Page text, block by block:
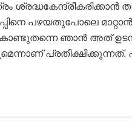
പഴയതുപോലെ
ഞാൻ അത്
പ്രതീക്ഷിക്കുന്നത്.